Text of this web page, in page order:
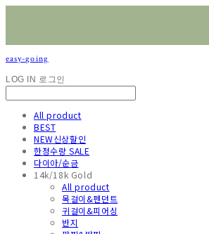
easy-going
LOG IN 로그인
All product
BEST
NEW신상할인
한정수량 SALE
다이아/순금
14k/18k Gold
All product
목걸이&펜던트
귀걸이&피어싱
반지